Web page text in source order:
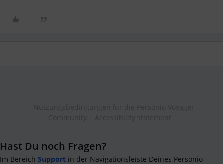
Hast Du noch Fragen?
Im Bereich Support in der Navigationsleiste Deines Personio-